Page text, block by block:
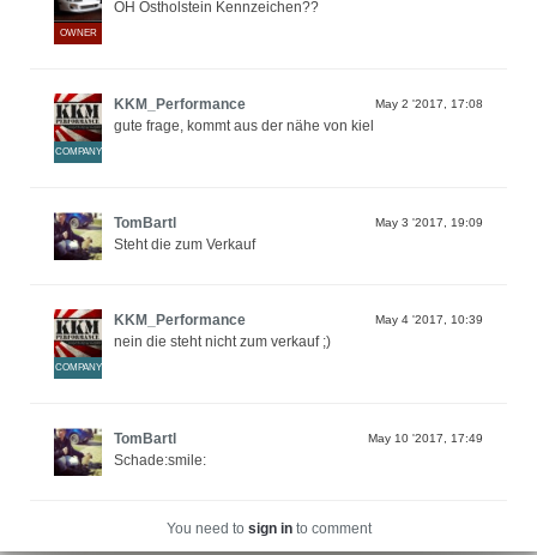
OWNER
OH Ostholstein Kennzeichen??
COMPANY
May 2 '2017, 17:08
KKM_Performance
gute frage, kommt aus der nähe von kiel
May 3 '2017, 19:09
TomBartl
Steht die zum Verkauf
COMPANY
May 4 '2017, 10:39
KKM_Performance
nein die steht nicht zum verkauf ;)
May 10 '2017, 17:49
TomBartl
Schade:smile:
You need to sign into comment